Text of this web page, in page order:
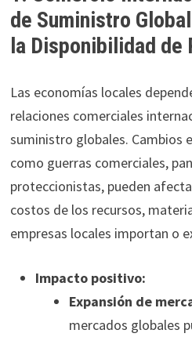
de Suministro
la Disponibilidad de
Las economías locales
relaciones comerciales
suministro globales. Cambios
como guerras comerciales,
proteccionistas, pueden
costos de los recursos,
empresas locales importan o
Impacto positivo:
Expansión de
mercados globales